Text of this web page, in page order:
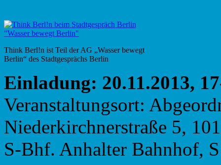
Think Berl!n ist Teil der AG „Wasser bewegt
Berlin“ des Stadtgesprächs Berlin
Einladung: 20.11.2013,
Veranstaltungsort:
Niederkirchnerstraße 5,
S-Bhf. Anhalter Bahnhof,